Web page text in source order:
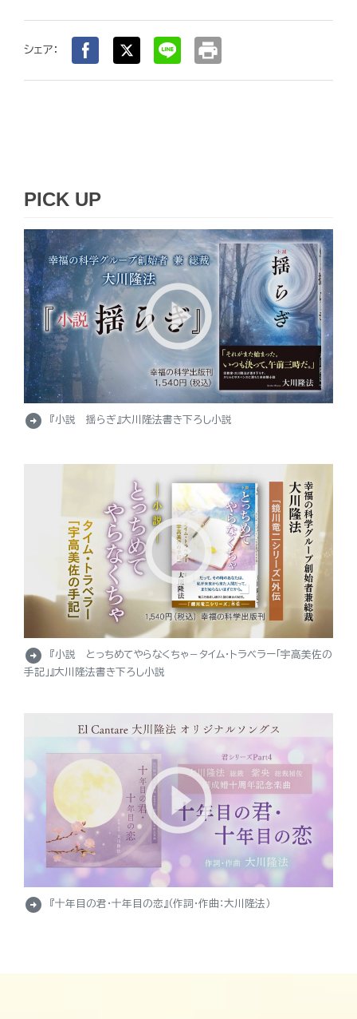
シェア： print
PICK UP
arrow_circle_right 『小説 揺らぎ』大川隆法書き下ろし小説
arrow_circle_right
『小説 とっちめてやらなくちゃ－タイム・トラベラー「宇高美佐の
手記」』大川隆法書き下ろし小説
arrow_circle_right 『十年目の君・十年目の恋』（作詞・作曲：大川隆法）